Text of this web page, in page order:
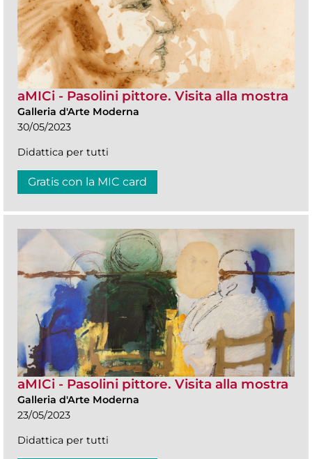
aMICi - Pasolini pittore. Visita alla mostra
Galleria d'Arte Moderna
30/05/2023
Didattica per tutti
Gratis con la MIC card
aMICi - Pasolini pittore. Visita alla mostra
Galleria d'Arte Moderna
23/05/2023
Didattica per tutti